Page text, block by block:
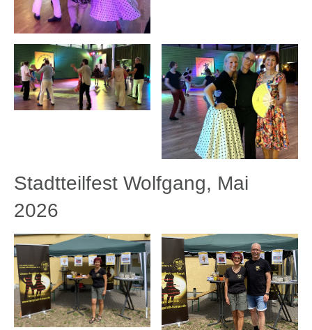
Stadtteilfest Wolfgang, Mai
2026